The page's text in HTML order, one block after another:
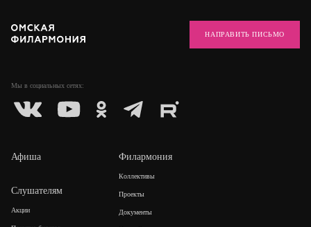
Мы в социальных сетях:
НАПРАВИТЬ ПИСЬМО
Афиша
Слушателям
Акции
Филармония
Коллективы
Проекты
Документы